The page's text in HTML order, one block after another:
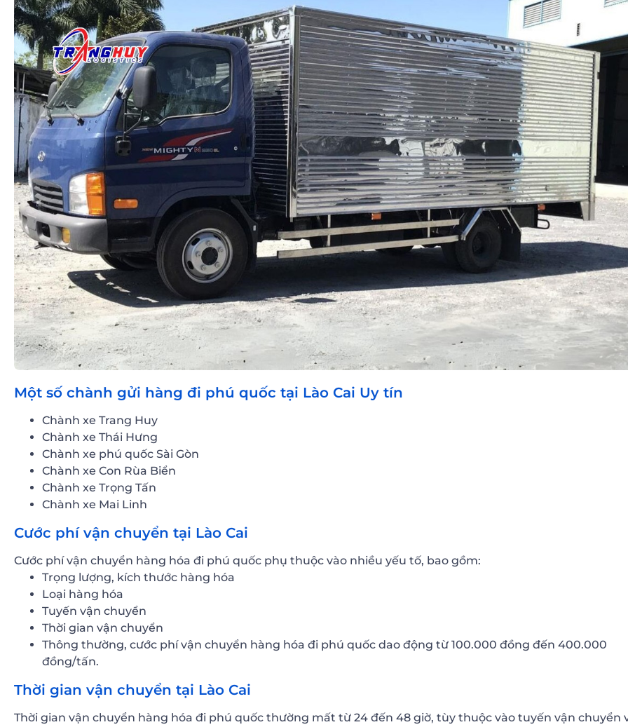
Một số chành gửi hàng đi phú quốc tại Lào Cai Uy tín
Chành xe Trang Huy
Chành xe Thái Hưng
Chành xe phú quốc Sài Gòn
Chành xe Con Rùa Biển
Chành xe Trọng Tấn
Chành xe Mai Linh
Cước phí vận chuyển tại Lào Cai
Cước phí vận chuyển hàng hóa đi phú quốc phụ thuộc vào nhiều yếu tố, bao gồm:
Trọng lượng, kích thước hàng hóa
Loại hàng hóa
Tuyến vận chuyển
Thời gian vận chuyển
Thông thường, cước phí vận chuyển hàng hóa đi phú quốc dao động từ 100.000 đồng đến 400.000
đồng/tấn.
Thời gian vận chuyển tại Lào Cai
Thời gian vận chuyển hàng hóa đi phú quốc thường mất từ 24 đến 48 giờ, tùy thuộc vào tuyến vận chuyển